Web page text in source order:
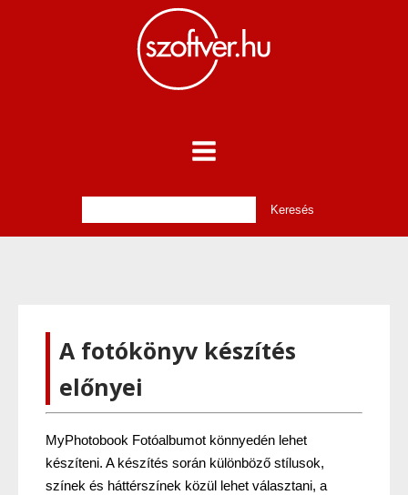
A fotókönyv készítés
előnyei
MyPhotobook Fotóalbumot könnyedén lehet
készíteni. A készítés során különböző stílusok,
színek és háttérszínek közül lehet választani, a